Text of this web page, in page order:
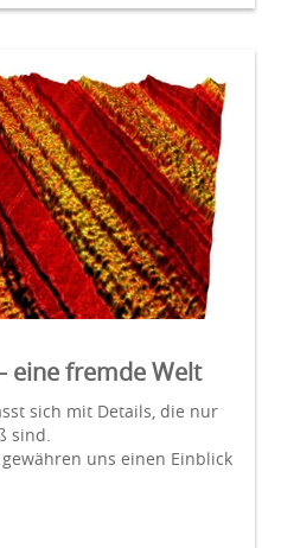
eine fremde Welt
sich mit Details, die nur
sind.
uns einen Einblick